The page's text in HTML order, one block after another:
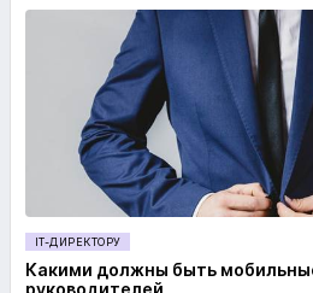
IT-ДИРЕКТОРУ
Какими должны быть
руководителей